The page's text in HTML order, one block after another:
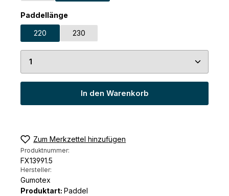
Paddellängeauswählen
220 230
Produkt Anzahl: Gib den gewünschten Wert
In den Warenkorb
Zum Merkzettel hinzufügen
Produktnummer:
FX13991.5
Hersteller:
Gumotex
Produktart: Paddel